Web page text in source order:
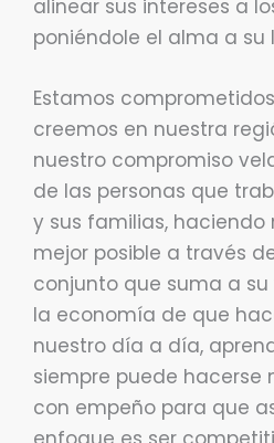
alinear sus intereses a
poniéndole el alma a su
Estamos
creemos en nuestra
nuestro compromiso
de las personas que
y sus familias,
mejor posible a través
conjunto que suma a
la economía de que
nuestro día a día,
siempre puede hacerse
con empeño para que